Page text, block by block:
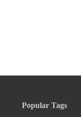
Popular Tags